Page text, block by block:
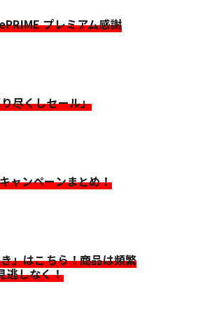
プレミアム感謝
尽くしセール」
ャンペーンまとめ！
」はこちら！商品は頻繁
逃しなく！